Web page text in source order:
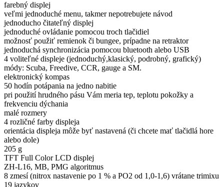
farebný displej
veľmi jednoduché menu, takmer nepotrebujete návod
jednoducho čitateľný displej
jednoduché ovládanie pomocou troch tlačidiel
možnosť použiť remienok či bungee, prípadne na retraktor
jednoduchá synchronizácia pomocou bluetooth alebo USB
4 voliteľné displeje (jednoduchý,klasický, podrobný, grafický)
módy: Scuba, Freedive, CCR, gauge a SM.
elektronický kompas
50 hodín potápania na jedno nabitie
pri použití hrudného pásu Vám meria tep, teplotu pokožky a
frekvenciu dýchania
malé rozmery
4 rozličné farby displeja
orientácia displeja môže byť nastavená (či chcete mať tlačidlá hore
alebo dole)
205 g
TFT Full Color LCD displej
ZH-L16, MB, PMG algoritmus
8 zmesí (nitrox nastavenie po 1 % a PO2 od 1,0-1,6) vrátane trimixu
19 jazykov